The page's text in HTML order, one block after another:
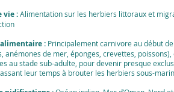
vie :Alimentation sur les herbiers littoraux et
: Principalement carnivore au début
anémones de mer, éponges, crevettes,
au stade sub-adulte, pour devenir presque
leur temps à brouter les herbiers sous-